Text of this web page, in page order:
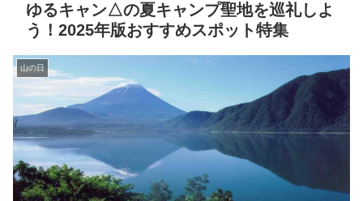
ゆるキャン△の夏キャンプ聖地を巡礼しよ
う！2025年版おすすめスポット特集
山の日